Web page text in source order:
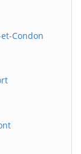
Condon